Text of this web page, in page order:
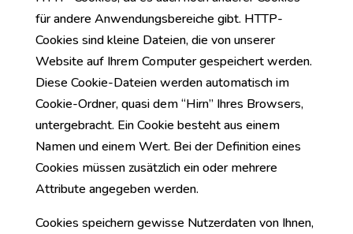
für andere Anwendungsbereiche gibt. HTTP-
Cookies sind kleine Dateien, die von unserer
Website auf Ihrem Computer gespeichert werden.
Diese Cookie-Dateien werden automatisch im
Cookie-Ordner, quasi dem “Hirn” Ihres Browsers,
untergebracht. Ein Cookie besteht aus einem
Namen und einem Wert. Bei der Definition eines
Cookies müssen zusätzlich ein oder mehrere
Attribute angegeben werden.
Cookies speichern gewisse Nutzerdaten von Ihnen,